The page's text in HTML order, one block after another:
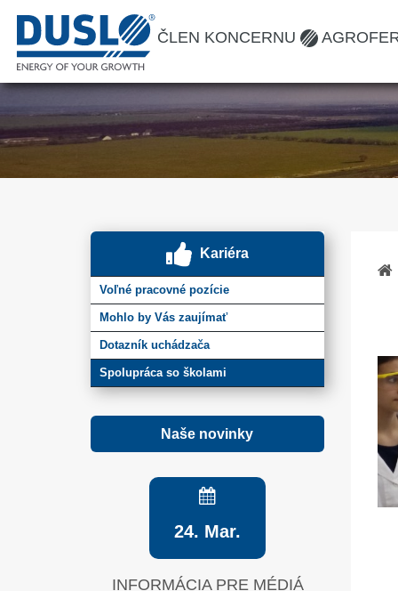
ČLEN KONCERNU
Kariéra
Voľné pracovné pozície
Mohlo by Vás zaujímať
Dotazník uchádzača
Spolupráca so školami
Naše novinky
24. Mar.
INFORMÁCIA PRE MÉDIÁ